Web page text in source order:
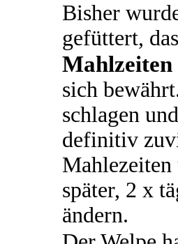
Bisher
gefüttert,
Mahlzeiten
sich
schlagen
definitiv
Mahlezeiten
später, 2 x
ändern.